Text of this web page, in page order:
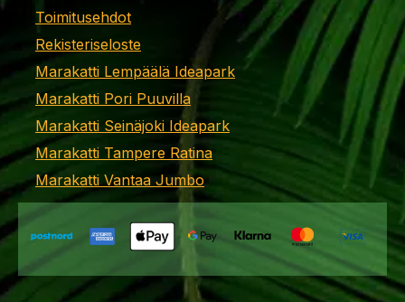
Toimitusehdot
Rekisteriseloste
Marakatti Lempäälä Ideapark
Marakatti Pori Puuvilla
Marakatti Seinäjoki Ideapark
Marakatti Tampere Ratina
Marakatti Vantaa Jumbo